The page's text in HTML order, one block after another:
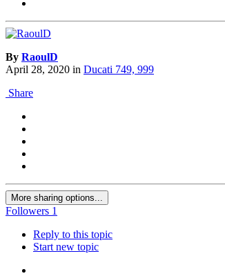
By RaoulD
April 28, 2020 in Ducati 749, 999
Share
More sharing options...
Followers 1
Reply to this topic
Start new topic